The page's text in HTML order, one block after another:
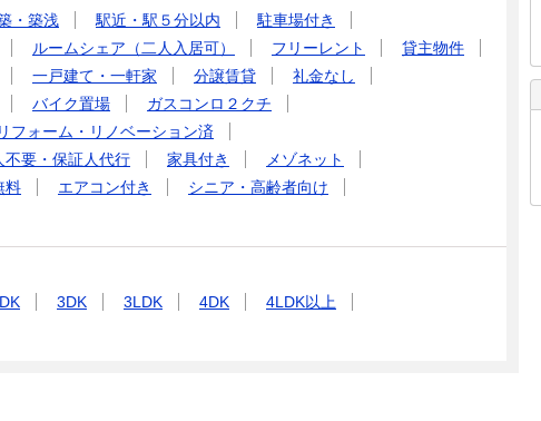
・築浅 駅近・駅５分以内
駐車場付き
ルームシェア（二人入居可） フリーレント
貸主物件
一戸建て・一軒家 分譲賃貸
礼金なし
バイク置場
ガスコンロ２クチ
リフォーム・リノベーション済
不要・保証人代行 家具付き
メゾネット
料 エアコン付き
シニア・高齢者向け
3DK 3LDK 4DK
4LDK以上